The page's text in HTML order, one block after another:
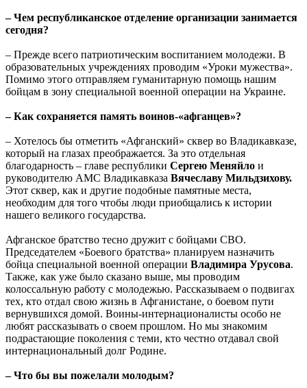
– Чем республиканское отделение организации занимается
сегодня?
– Прежде всего патриотическим воспитанием молодежи. В
образовательных учреждениях проводим «Уроки мужества».
Помимо этого отправляем гуманитарную помощь нашим
бойцам в зону специальной военной операции на Украине.
– Как сохраняется память воинов-«афганцев»?
– Хотелось бы отметить «Афганский» сквер во Владикавказе,
который на глазах преображается. За это отдельная
благодарность – главе республики Сергею Меняйло и
руководителю АМС Владикавказа Вячеславу Мильдзихову.
Этот сквер, как и другие подобные памятные места,
необходим для того чтобы люди приобщались к истории
нашего великого государства.
Афганское братство тесно дружит с бойцами СВО.
Председателем «Боевого братства» планируем назначить
бойца специальной военной операции Владимира Урусова.
Также, как уже было сказано выше, мы проводим
колоссальную работу с молодежью. Рассказываем о подвигах
тех, кто отдал свою жизнь в Афганистане, о боевом пути
вернувшихся домой. Воины-интернационалисты особо не
любят рассказывать о своем прошлом. Но мы знакомим
подрастающие поколения с теми, кто честно отдавал свой
интернациональный долг Родине.
– Что бы вы пожелали молодым?